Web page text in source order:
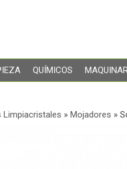
QUÍMICOS
Limpiacristales » Mojadores »